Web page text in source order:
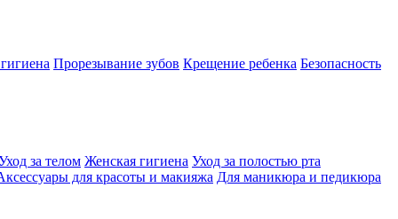
Прорезывание зубов Крещение ребенка Безопасность
за телом Женская гигиена Уход за полостью рта
для красоты и макияжа Для маникюра и педикюра